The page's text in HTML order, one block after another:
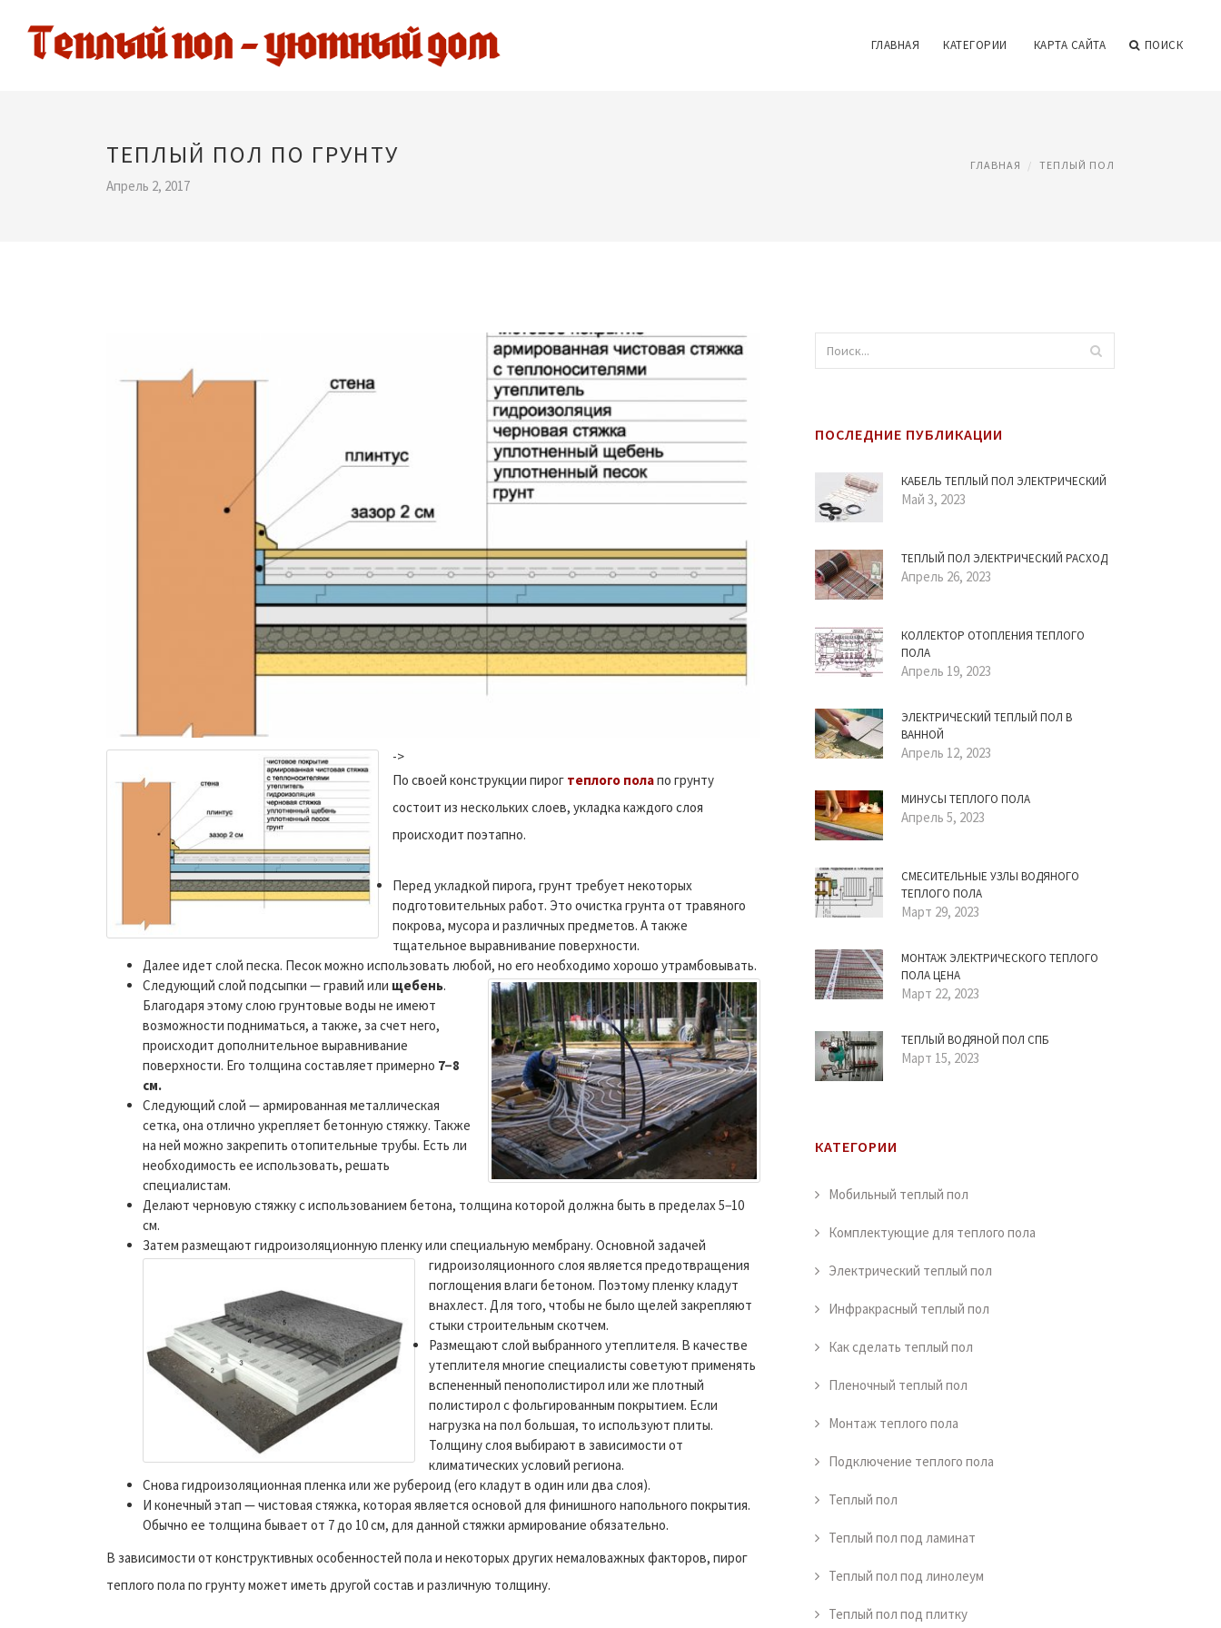
ГЛАВНАЯ КАТЕГОРИИ КАРТА САЙТА ПОИСК
ТЕПЛЫЙ ПОЛ ПО ГРУНТУ
Апрель 2, 2017
ГЛАВНАЯ ТЕПЛЫЙ ПОЛ
->
По своей конструкции пирог теплого полапо грунту
состоит из нескольких слоев, укладка каждого слоя
происходит поэтапно.
Перед укладкой пирога, грунт требует некоторых
подготовительных работ. Это очистка грунта от травяного
покрова, мусора и различных предметов. А также
тщательное выравнивание поверхности.
Далее идет слой песка. Песок можно использовать любой, но его необходимо хорошо утрамбовывать.
Следующий слой подсыпки — гравий или щебень.
Благодаря этому слою грунтовые воды не имеют
возможности подниматься, а также, за счет него,
происходит дополнительное выравнивание
поверхности. Его толщина составляет примерно 7−8
см.
Следующий слой — армированная металлическая
сетка, она отлично укрепляет бетонную стяжку. Также
на ней можно закрепить отопительные трубы. Есть ли
необходимость ее использовать, решать
специалистам.
Делают черновую стяжку с использованием бетона, толщина которой должна быть в пределах 5−10
см.
Затем размещают гидроизоляционную пленку или специальную мембрану. Основной задачей
гидроизоляционного слоя является предотвращения
поглощения влаги бетоном. Поэтому пленку кладут
внахлест. Для того, чтобы не было щелей закрепляют
стыки строительным скотчем.
Размещают слой выбранного утеплителя. В качестве
утеплителя многие специалисты советуют применять
вспененный пенополистирол или же плотный
полистирол с фольгированным покрытием. Если
нагрузка на пол большая, то используют плиты.
Толщину слоя выбирают в зависимости от
климатических условий региона.
Снова гидроизоляционная пленка или же рубероид (его кладут в один или два слоя).
И конечный этап — чистовая стяжка, которая является основой для финишного напольного покрытия.
Обычно ее толщина бывает от 7 до 10 см, для данной стяжки армирование обязательно.
В зависимости от конструктивных особенностей пола и некоторых других немаловажных факторов, пирог
теплого пола по грунту может иметь другой состав и различную толщину.
ПОСЛЕДНИЕ ПУБЛИКАЦИИ
КАБЕЛЬ ТЕПЛЫЙ ПОЛ ЭЛЕКТРИЧЕСКИЙ
Май 3, 2023
ТЕПЛЫЙ ПОЛ ЭЛЕКТРИЧЕСКИЙ РАСХОД
Апрель 26, 2023
КОЛЛЕКТОР ОТОПЛЕНИЯ ТЕПЛОГО
ПОЛА
Апрель 19, 2023
ЭЛЕКТРИЧЕСКИЙ ТЕПЛЫЙ ПОЛ В
ВАННОЙ
Апрель 12, 2023
МИНУСЫ ТЕПЛОГО ПОЛА
Апрель 5, 2023
СМЕСИТЕЛЬНЫЕ УЗЛЫ ВОДЯНОГО
ТЕПЛОГО ПОЛА
Март 29, 2023
МОНТАЖ ЭЛЕКТРИЧЕСКОГО ТЕПЛОГО
ПОЛА ЦЕНА
Март 22, 2023
ТЕПЛЫЙ ВОДЯНОЙ ПОЛ СПБ
Март 15, 2023
КАТЕГОРИИ
Мобильный теплый пол
Комплектующие для теплого пола
Электрический теплый пол
Инфракрасный теплый пол
Как сделать теплый пол
Пленочный теплый пол
Монтаж теплого пола
Подключение теплого пола
Теплый пол
Теплый пол под ламинат
Теплый пол под линолеум
Теплый пол под плитку